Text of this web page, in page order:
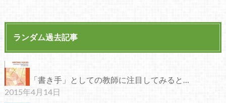
ランダム過去記事
「書き手」としての教師に注目してみると…
2015年4月14日